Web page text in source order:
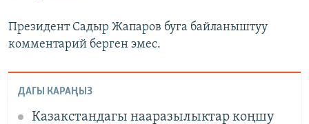
Президент Садыр Жапаров буга байланыштуу
комментарий берген эмес.
ДАГЫ КАРАҢЫЗ
Казакстандагы нааразылыктар коңшу